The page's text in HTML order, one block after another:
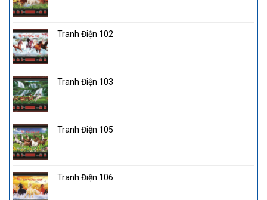
Tranh Điện 102
Tranh Điện 103
Tranh Điện 105
Tranh Điện 106